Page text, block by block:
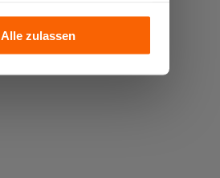
Alle zulassen